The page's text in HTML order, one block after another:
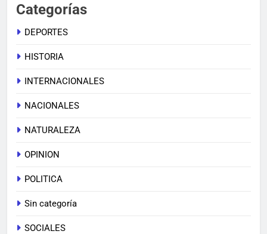
Categorías
DEPORTES
HISTORIA
INTERNACIONALES
NACIONALES
NATURALEZA
OPINION
POLITICA
Sin categoría
SOCIALES